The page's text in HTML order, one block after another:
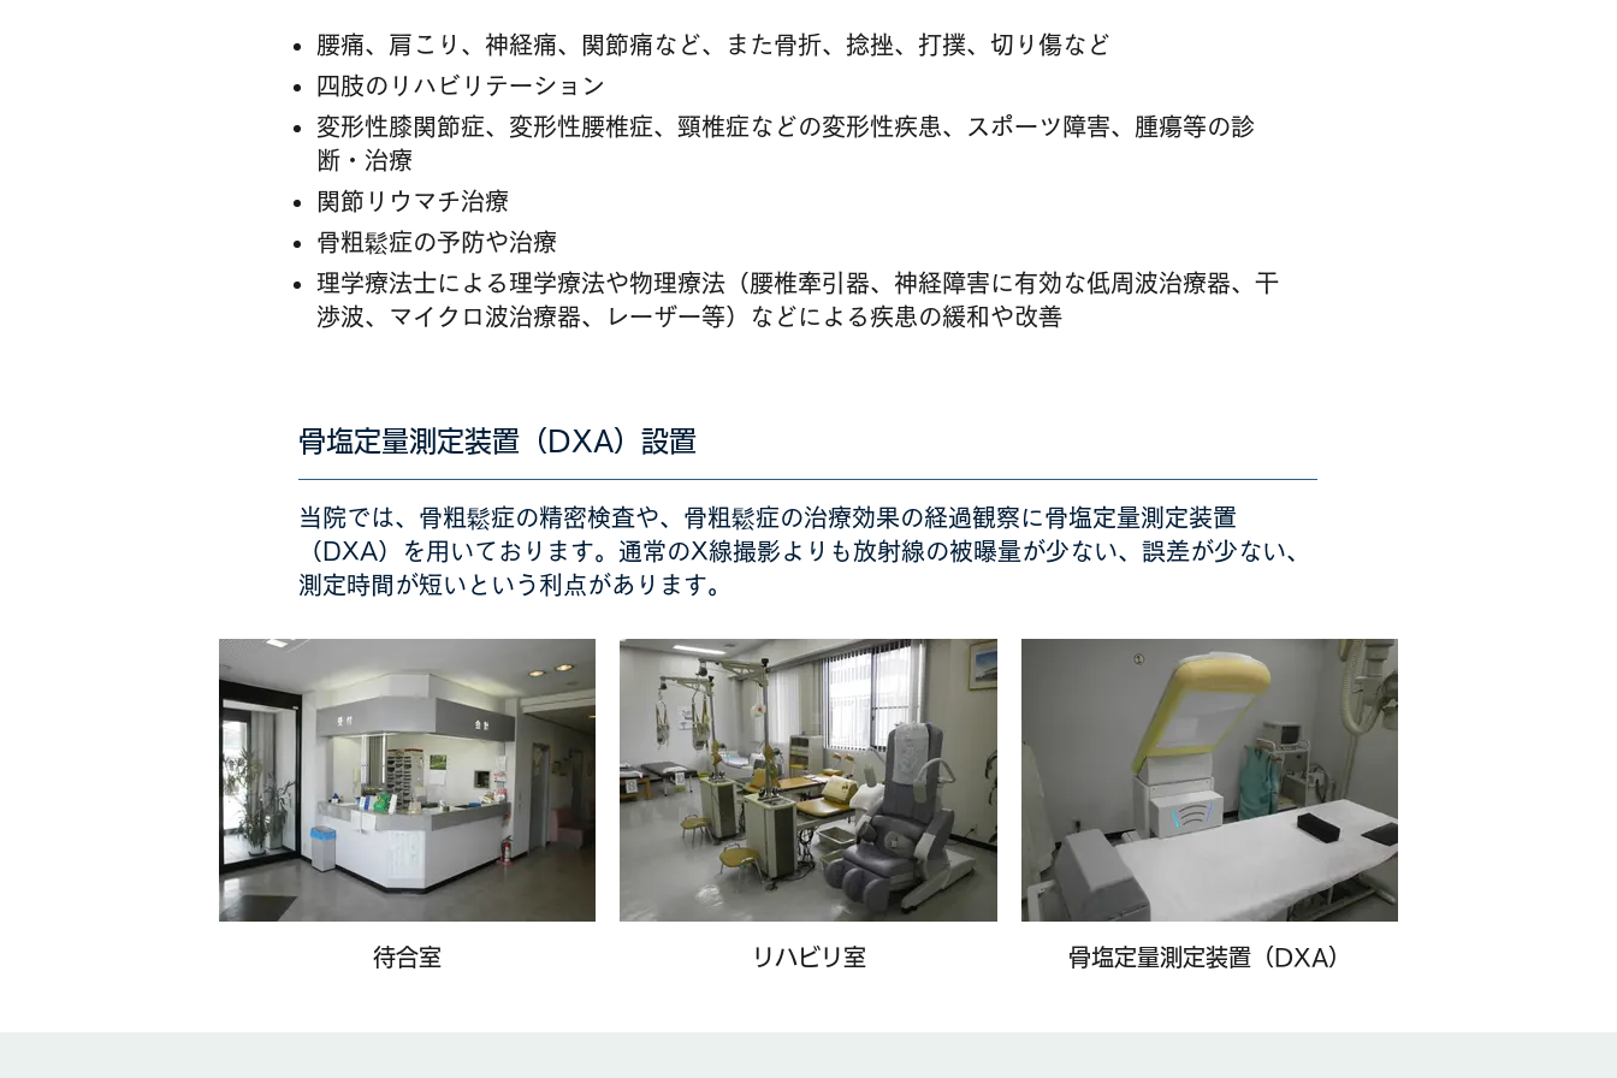
腰痛、肩こり、神経痛、関節痛など、また骨折、捻挫、打撲、切り傷など
四肢のリハビリテーション
変形性膝関節症、変形性腰椎症、頸椎症などの変形性疾患、スポーツ障害、腫瘍等の診
断・治療
関節リウマチ治療
骨粗鬆症の予防や治療
理学療法士による理学療法や物理療法（腰椎牽引器、神経障害に有効な低周波治療器、干
渉波、マイクロ波治療器、レーザー等）などによる疾患の緩和や改善
骨塩定量測定装置（DXA）設置
当院では、骨粗鬆症の精密検査や、骨粗鬆症の治療効果の経過観察に骨塩定量測定装置
（DXA）を用いております。通常のX線撮影よりも放射線の被曝量が少ない、誤差が少ない、
測定時間が短いという利点があります。
待合室 リハビリ室 骨塩定量測定装置（DXA）